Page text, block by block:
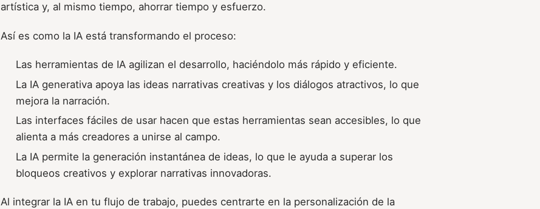
artística y, al mismo tiempo, ahorrar tiempo y esfuerzo.
Así es como la IA está transformando el proceso:
Las herramientas de IA agilizan el desarrollo, haciéndolo más rápido y eficiente.
La IA generativa apoya las ideas narrativas creativas y los diálogos atractivos, lo que
mejora la narración.
Las interfaces fáciles de usar hacen que estas herramientas sean accesibles, lo que
alienta a más creadores a unirse al campo.
La IA permite la generación instantánea de ideas, lo que le ayuda a superar los
bloqueos creativos y explorar narrativas innovadoras.
Al integrar la IA en tu flujo de trabajo, puedes centrarte en la personalización de la